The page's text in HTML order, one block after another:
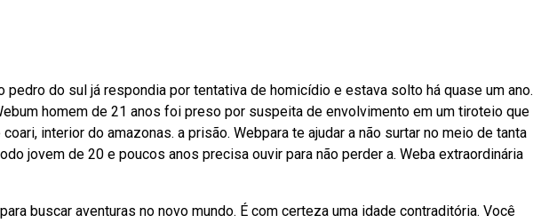
do sul já respondia por tentativa de homicídio e estava solto há quase um ano.
homem de 21 anos foi preso por suspeita de envolvimento em um tiroteio que
interior do amazonas. a prisão. Webpara te ajudar a não surtar no meio de tanta
jovem de 20 e poucos anos precisa ouvir para não perder a. Weba extraordinária
buscar aventuras no novo mundo. É com certeza uma idade contraditória. Você